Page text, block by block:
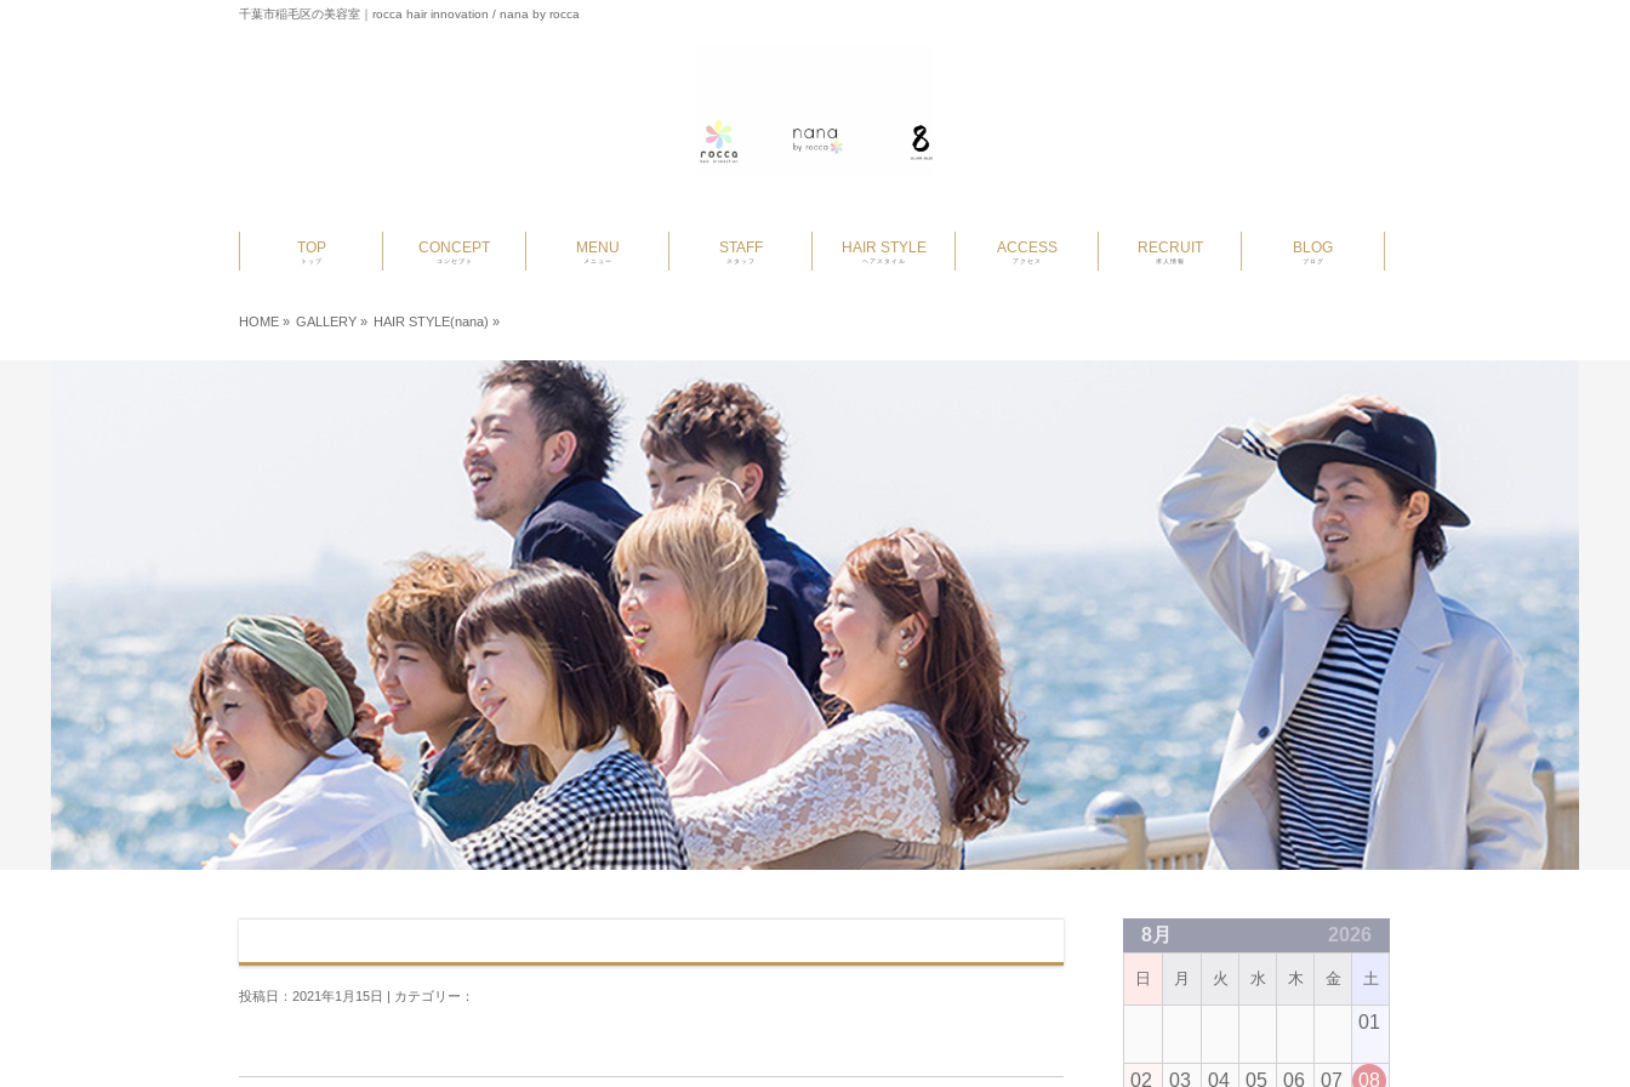
千葉市稲毛区の美容室｜rocca hair innovation / nana by rocca
TOP
トップ
CONCEPT
コンセプト
MENU
メニュー
STAFF
スタッフ
HAIR STYLE
ヘアスタイル
ACCESS
アクセス
RECRUIT
求人情報
BLOG
ブログ
HOME » GALLERY » HAIR STYLE(nana) »
投稿日：2021年1月15日 | カテゴリー：
8月 2026
日 月 火 水 木 金 土
01
02 03 04 05 06 07 08